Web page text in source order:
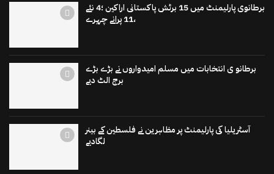
برطانوی پارلیمنٹ میں 15 برٹش پاکستانی اراکین ؛4 نئے
،11 پرانے چہرے
برطانو ی انتخابات میں مسلم امیدواروں نے بڑے بڑے
برج الٹ دیے
آسٹریلیا کی پارلیمنٹ پر مظاہرین نے فلسطین کے بینر
لگادیے